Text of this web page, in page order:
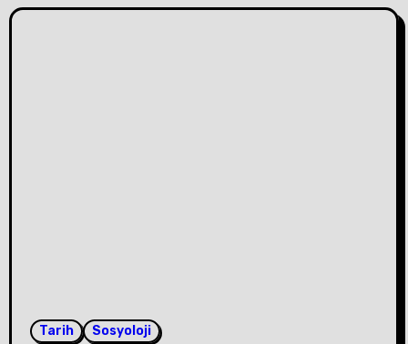
Tarih Sosyoloji